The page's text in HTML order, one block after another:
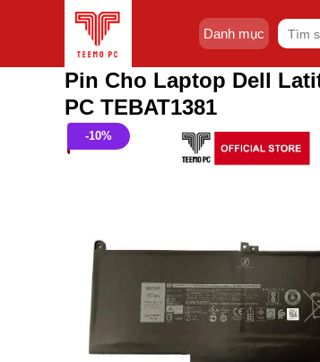
Danh mục
Tìm
kiếm:
Pin Cho Laptop Dell
PC TEBAT1381
-10%